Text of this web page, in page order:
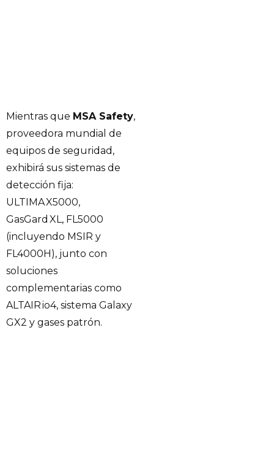
Mientras que MSA Safety,
proveedora mundial de
equipos de seguridad,
exhibirá sus sistemas de
detección fija:
ULTIMA X5000,
GasGard XL, FL5000
(incluyendo MSIR y
FL4000H), junto con
soluciones
complementarias como
ALTAIR io4, sistema Galaxy
GX2 y gases patrón.